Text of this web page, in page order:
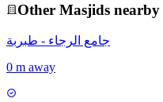
Other Masjids nearby
جامع الرجاء - طبربة
0 m away